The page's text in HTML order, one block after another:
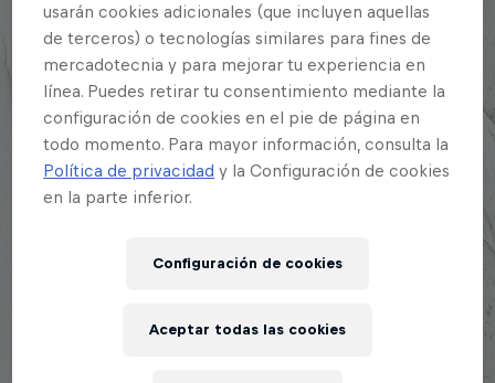
Igualmente memorable fue el encuentro entre MC
Jeral y Léxico HT, quienes se enfrentaron por el
tercer y cuarto puesto: la victoria fue para Léxico
HT.
Lee la historia completa aquí: Éxodo Lirical:primer
bicampeón de Red Bull Batalla Dominicana
usarán cookies adicionales (que incluyen aquellas
de terceros) o tecnologías similares para fines de
mercadotecnia y para mejorar tu experiencia en
línea. Puedes retirar tu consentimiento mediante la
configuración de cookies en el pie de página en
todo momento. Para mayor información, consulta la
Política de privacidad y la Configuración de cookies
en la parte inferior.
Configuración de cookies
Aceptar todas las cookies